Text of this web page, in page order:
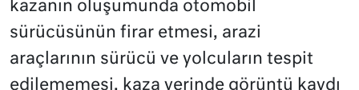
kazanın oluşumunda otomobil
sürücüsünün firar etmesi, arazi
araçlarının sürücü ve yolcuların tespit
edilememesi, kaza yerinde görüntü kaydı